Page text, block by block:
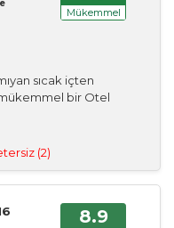
Mükemmel
sıcak içten
bir Otel
(2)
8.9